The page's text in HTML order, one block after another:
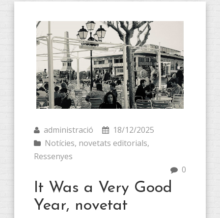
administració
18/12/2025
Notícies, novetats editorials,
Ressenyes
0
It Was a Very Good
Year, novetat